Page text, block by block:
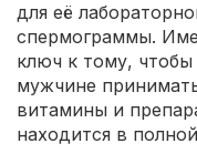
для её
спермограммы.
ключ к тому,
мужчине
витамины и
находится в